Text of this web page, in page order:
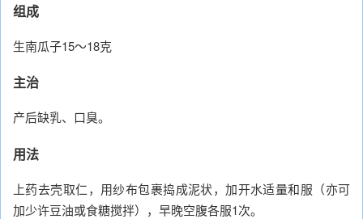
组成
生南瓜子15～18克
主治
产后缺乳、口臭。
用法
上药去壳取仁，用纱布包裹捣成泥状，加开水适量和服（亦可
加少许豆油或食糖搅拌），早晚空腹各服1次。